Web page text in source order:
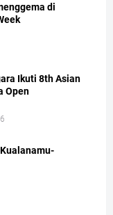
di
Ikuti 8th Asian
Open